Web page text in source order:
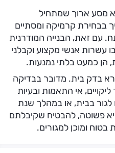
מסע ארוך שמתחיל
בבחירת קרמיקה ומסתיים
עם זאת, הבנייה המודרנית
עשרות אנשי מקצוע וקבלני
הן כמעט בלתי נמנעות.
בדק בית. מדובר בבדיקה
אי התאמות ובעיות
לגור בבית, או במהלך שנת
פשוטה, להבטיח שקיבלתם
ומוכן למגורים.